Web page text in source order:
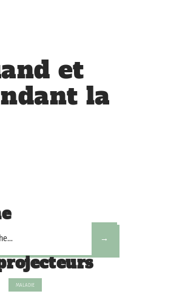
et
la
MALADIE